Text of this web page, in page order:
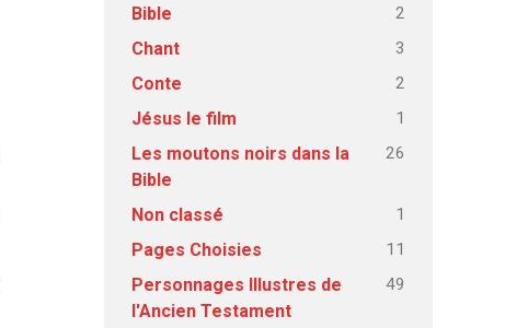
Bible 2
Chant 3
Conte 2
Jésus le film 1
Les moutons noirs dans la
Bible
26
Non classé 1
Pages Choisies 11
Personnages Illustres de
l'Ancien Testament
49